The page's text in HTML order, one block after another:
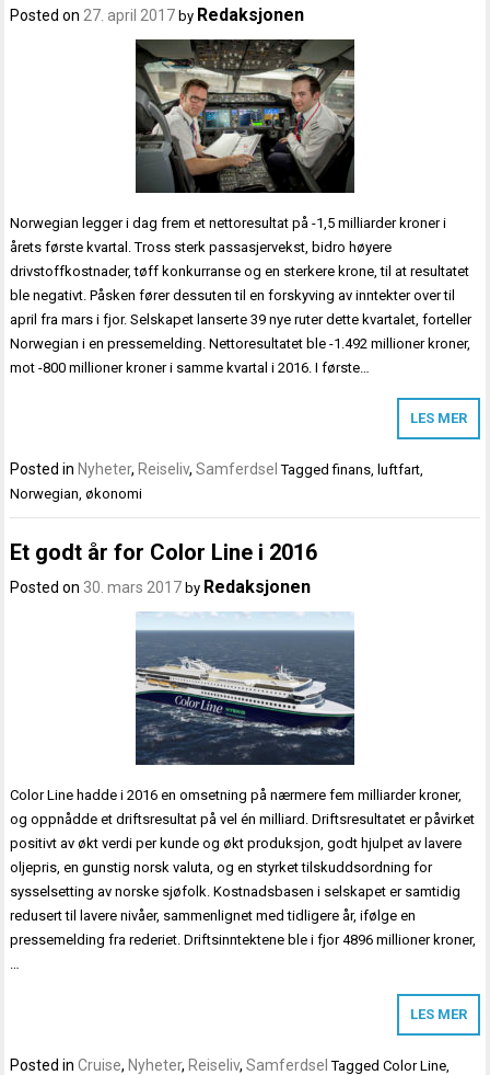
Posted on27. april 2017 by Redaksjonen
Norwegian legger i dag frem et nettoresultat på -1,5 milliarder kroner i
årets første kvartal. Tross sterk passasjervekst, bidro høyere
drivstoffkostnader, tøff konkurranse og en sterkere krone, til at resultatet
ble negativt. Påsken fører dessuten til en forskyving av inntekter over til
april fra mars i fjor. Selskapet lanserte 39 nye ruter dette kvartalet, forteller
Norwegian i en pressemelding. Nettoresultatet ble -1.492 millioner kroner,
mot -800 millioner kroner i samme kvartal i 2016. I første…
LES MER
Posted in Nyheter, Reiseliv,Samferdsel Taggedfinans, luftfart,
Norwegian,økonomi
Et godt år for Color Line i 2016
Posted on 30. mars 2017 by Redaksjonen
Color Line hadde i 2016 en omsetning på nærmere fem milliarder kroner,
og oppnådde et driftsresultat på vel én milliard. Driftsresultatet er påvirket
positivt av økt verdi per kunde og økt produksjon, godt hjulpet av lavere
oljepris, en gunstig norsk valuta, og en styrket tilskuddsordning for
sysselsetting av norske sjøfolk. Kostnadsbasen i selskapet er samtidig
redusert til lavere nivåer, sammenlignet med tidligere år, ifølge en
pressemelding fra rederiet. Driftsinntektene ble i fjor 4896 millioner kroner,
LES MER
Posted inCruise, Nyheter, Reiseliv,Samferdsel TaggedColor Line